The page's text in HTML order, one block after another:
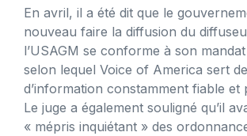
En avril, il a été dit que le
nouveau faire la diffusion du
l’USAGM se conforme à son
selon lequel Voice of America sert
d’information constamment fiable et
Le juge a également souligné qu’il
« mépris inquiétant » des